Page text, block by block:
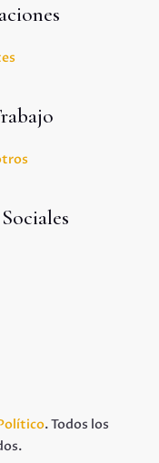
. Todos los